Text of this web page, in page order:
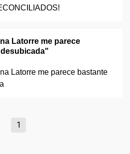
Latorre me parece
1